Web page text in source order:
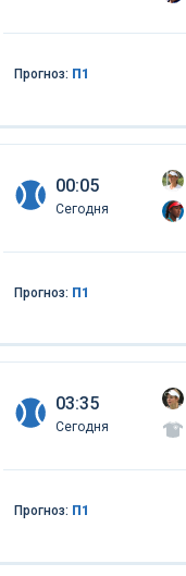
Прогноз: П1
00:05
Сегодня
Прогноз: П1
03:35
Сегодня
Прогноз: П1